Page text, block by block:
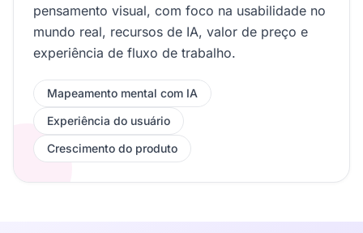
pensamento visual, com foco na usabilidade no
mundo real, recursos de IA, valor de preço e
experiência de fluxo de trabalho.
Mapeamento mental com IA
Experiência do usuário
Crescimento do produto